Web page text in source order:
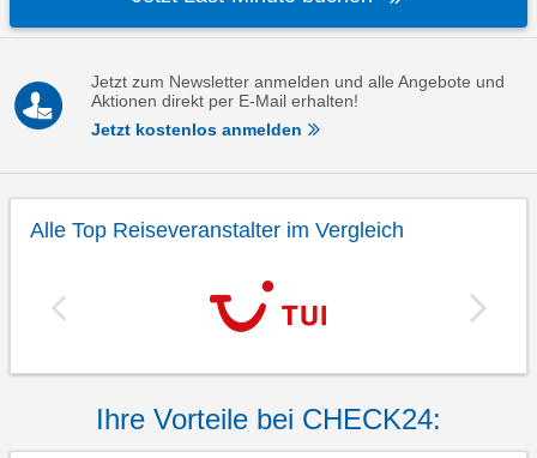
Jetzt zum Newsletter anmelden und alle Angebote und
Aktionen direkt per E-Mail erhalten!
Jetzt kostenlos anmelden
Alle Top Reiseveranstalter im Vergleich
Ihre Vorteile bei CHECK24: